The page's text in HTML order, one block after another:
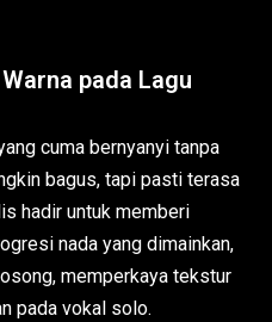
pada Lagu
cuma bernyanyi tanpa
bagus, tapi pasti terasa
hadir untuk memberi
nada yang dimainkan,
memperkaya tekstur
pada vokal solo.